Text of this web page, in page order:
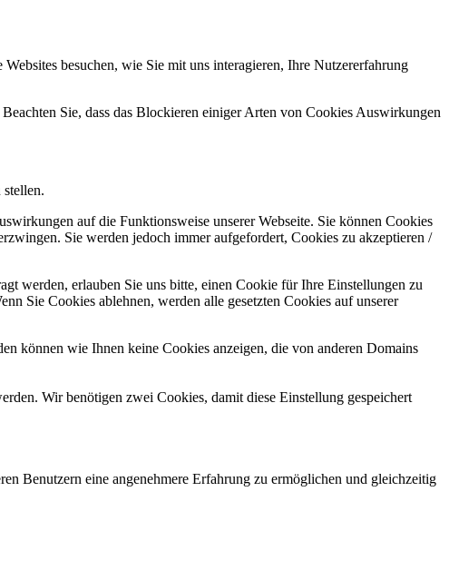
besuchen, wie Sie mit uns interagieren, Ihre Nutzererfahrung
Sie, dass das Blockieren einiger Arten von Cookies Auswirkungen
auf die Funktionsweise unserer Webseite. Sie können Cookies
Sie werden jedoch immer aufgefordert, Cookies zu akzeptieren /
werden, erlauben Sie uns bitte, einen Cookie für Ihre Einstellungen zu
Sie Cookies ablehnen, werden alle gesetzten Cookies auf unserer
können wie Ihnen keine Cookies anzeigen, die von anderen Domains
Wir benötigen zwei Cookies, damit diese Einstellung gespeichert
Benutzern eine angenehmere Erfahrung zu ermöglichen und gleichzeitig